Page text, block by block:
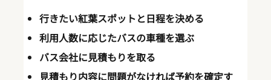
行きたい紅葉スポットと日程を決める
利用人数に応じたバスの車種を選ぶ
バス会社に見積もりを取る
見積もり内容に問題がなければ予約を確定す